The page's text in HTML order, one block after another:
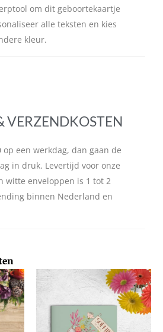
om dit geboortekaartje
alle teksten en kies
kleur.
VERZENDKOSTEN
op een werkdag, dan gaan de
in druk. Levertijd voor onze
witte enveloppen is 1 tot 2
binnen Nederland en